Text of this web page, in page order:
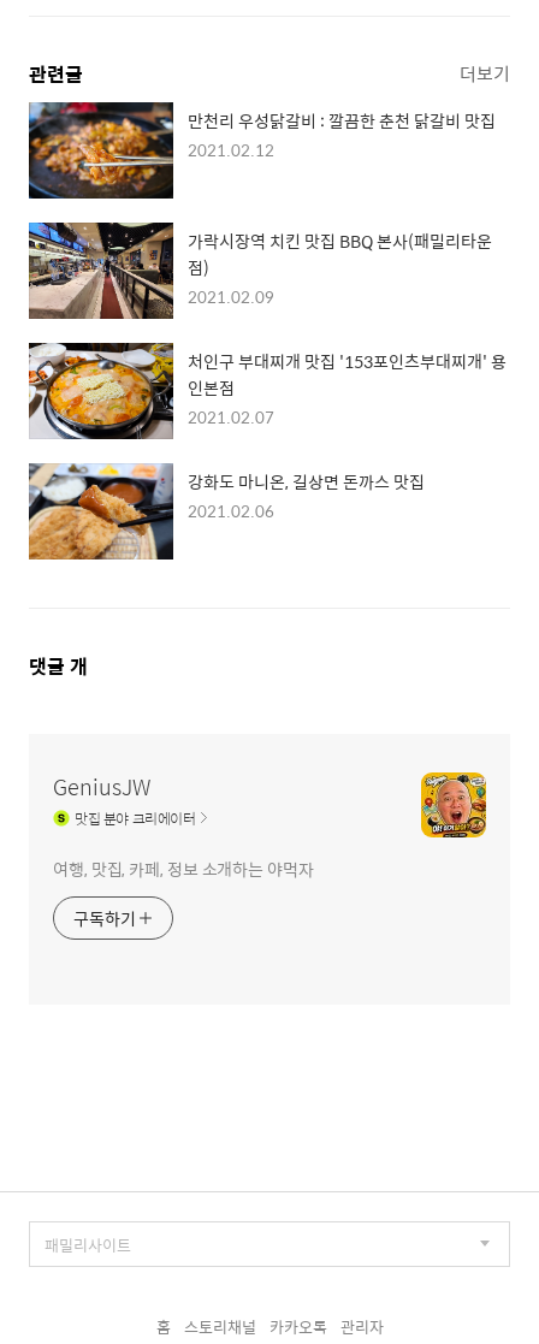
관련글 더보기
만천리 우성닭갈비 : 깔끔한 춘천 닭갈비 맛집
2021.02.12
가락시장역 치킨 맛집 BBQ 본사(패밀리타운
점)
2021.02.09
처인구 부대찌개 맛집 '153포인츠부대찌개' 용
인본점
2021.02.07
강화도 마니온, 길상면 돈까스 맛집
2021.02.06
댓
댓글 개
GeniusJW
맛집분야 크리에이터
여행, 맛집, 카페, 정보 소개하는 야먹자
구독하기
홈 스토리채널 카카오톡 관리자